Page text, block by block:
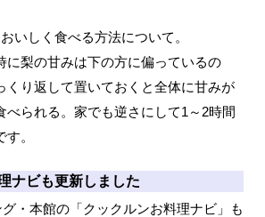
いしく食べる方法について。
梨の甘みは下の方に偏っているの
くり返して置いておくと全体に甘みが
べられる。家でも逆さにして1～2時間
。
ナビも更新しました
・本館の「クックルンお料理ナビ」も